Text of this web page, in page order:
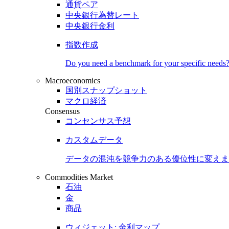
通貨ペア
中央銀行為替レート
中央銀行金利
指数作成
Do you need a benchmark for your specific needs?
Macroeconomics
国別スナップショット
マクロ経済
Consensus
コンセンサス予想
カスタムデータ
データの混沌を競争力のある優位性に変え
Commodities Market
石油
金
商品
ウィジェット: 金利マップ